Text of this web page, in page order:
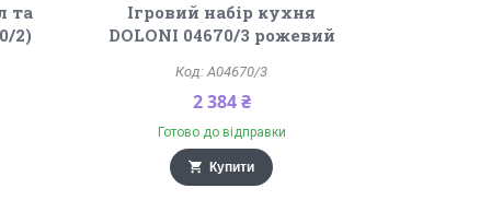
та
2)
Ігровий набір кухня
DOLONI 04670/3 рожевий
A04670/3
2 384 ₴
Готово до відправки
Купити